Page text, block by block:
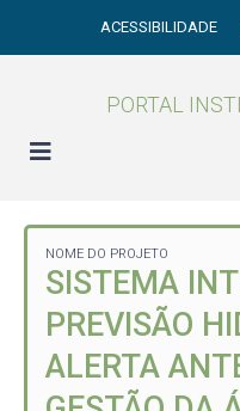
ACESSIBILIDADE
PORTAL
NOME DO PROJETO
SISTEMA
PREVISÃO
ALERTA